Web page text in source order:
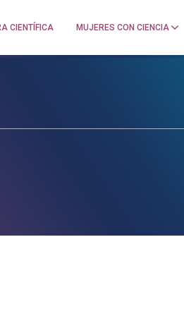
CIENTÍFICA MUJERES CON CIENCIA